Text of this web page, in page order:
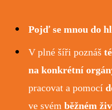
Pojď se mnou do
V plné šíři poznáš
na konkrétní
pracovat a pomocí
ve svém běžném